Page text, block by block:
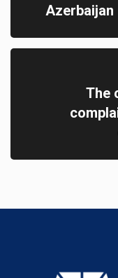
Azerbaijan
The